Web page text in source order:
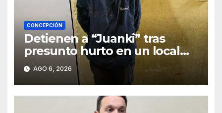
CONCEPCIÓN
Detienen a “Juanki” tras
presunto hurto en un local
comercial
AGO 6, 2026